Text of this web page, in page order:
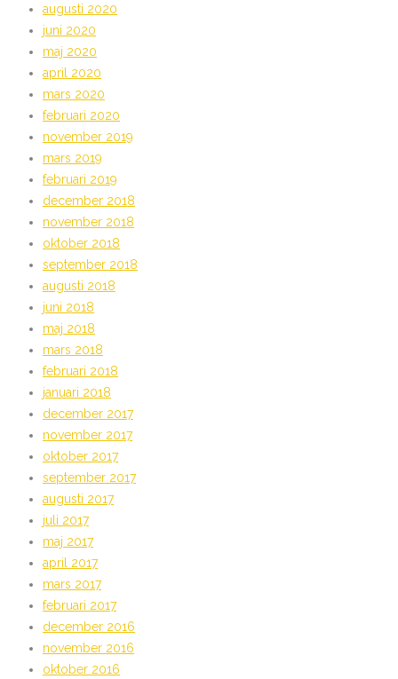
augusti 2020
juni 2020
maj 2020
april 2020
mars 2020
februari 2020
november 2019
mars 2019
februari 2019
december 2018
november 2018
oktober 2018
september 2018
augusti 2018
juni 2018
maj 2018
mars 2018
februari 2018
januari 2018
december 2017
november 2017
oktober 2017
september 2017
augusti 2017
juli 2017
maj 2017
april 2017
mars 2017
februari 2017
december 2016
november 2016
oktober 2016